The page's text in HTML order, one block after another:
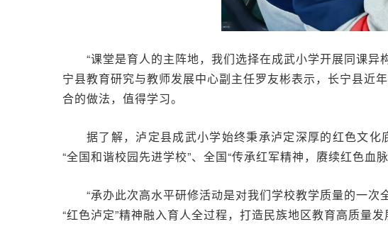
“课堂是育人的主阵地，我们选择在成武小学开展同课
宁县教育研究与教师发展中心副主任罗友彬表示，长宁县近
合的做法，值得学习。
据了解，泸定县成武小学始终秉承泸定深厚的红色文化
“全国和谐校园先进学校”、全国“传承红军精神，赓续红色血
“承办此次高水平研修活动是对我们学校教学质量的一
“红色泸定”精神融入育人全过程，打造民族地区教育高质量发